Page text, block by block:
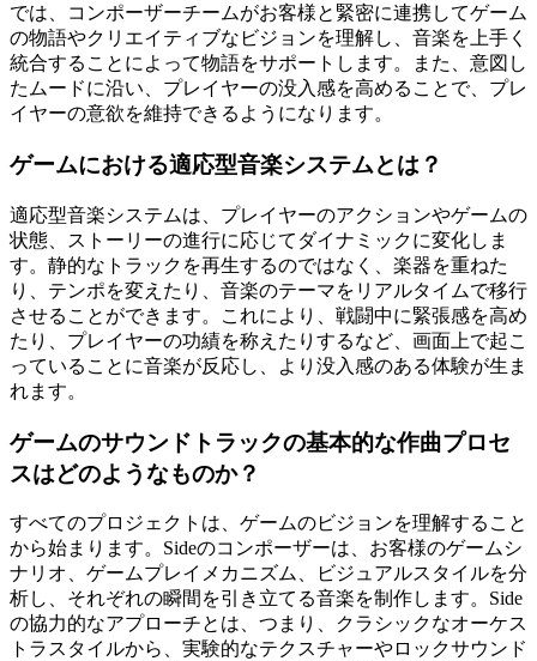
では、コンポーザーチームがお客様と緊密に連携してゲーム
の物語やクリエイティブなビジョンを理解し、音楽を上手く
統合することによって物語をサポートします。また、意図し
たムードに沿い、プレイヤーの没入感を高めることで、プレ
イヤーの意欲を維持できるようになります。
ゲームにおける適応型音楽システムとは？
適応型音楽システムは、プレイヤーのアクションやゲームの
状態、ストーリーの進行に応じてダイナミックに変化しま
す。静的なトラックを再生するのではなく、楽器を重ねた
り、テンポを変えたり、音楽のテーマをリアルタイムで移行
させることができます。これにより、戦闘中に緊張感を高め
たり、プレイヤーの功績を称えたりするなど、画面上で起こ
っていることに音楽が反応し、より没入感のある体験が生ま
れます。
ゲームのサウンドトラックの基本的な作曲プロセ
スはどのようなものか？
すべてのプロジェクトは、ゲームのビジョンを理解すること
から始まります。Sideのコンポーザーは、お客様のゲームシ
ナリオ、ゲームプレイメカニズム、ビジュアルスタイルを分
析し、それぞれの瞬間を引き立てる音楽を制作します。Side
の協力的なアプローチとは、つまり、クラシックなオーケス
トラスタイルから、実験的なテクスチャーやロックサウンド